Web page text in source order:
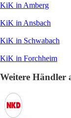
KiK in Amberg
KiK in Ansbach
KiK in Schwabach
KiK in Forchheim
Weitere Händler